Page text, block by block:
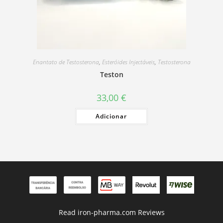
Enantato de Testosterona, Esteróides Injectáveis, Testosterona
Teston
33,00 €
Adicionar
Read iron-pharma.com Reviews